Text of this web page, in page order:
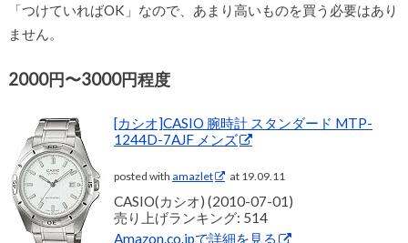
「つけていればOK」なので、あまり高いものを買う必要はあり
ません。
2000円〜3000円程度
[カシオ]CASIO 腕時計 スタンダード MTP-
1244D-7AJF メンズ
posted with amazlet at 19.09.11
CASIO(カシオ) (2010-07-01)
売り上げランキング: 514
Amazon.co.jpで詳細を見る